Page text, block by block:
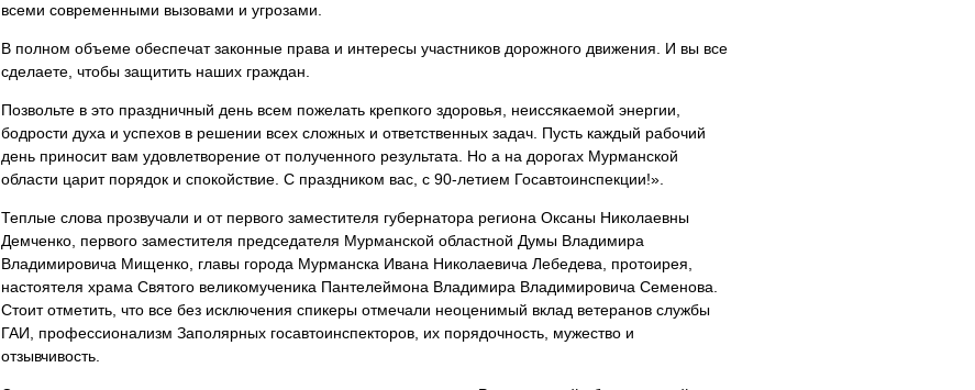
всеми современными вызовами и угрозами.
В полном объеме обеспечат законные права и интересы участников дорожного движения. И вы все
сделаете, чтобы защитить наших граждан.
Позвольте в это праздничный день всем пожелать крепкого здоровья, неиссякаемой энергии,
бодрости духа и успехов в решении всех сложных и ответственных задач. Пусть каждый рабочий
день приносит вам удовлетворение от полученного результата. Но а на дорогах Мурманской
области царит порядок и спокойствие. С праздником вас, с 90-летием Госавтоинспекции!».
Теплые слова прозвучали и от первого заместителя губернатора региона Оксаны Николаевны
Демченко, первого заместителя председателя Мурманской областной Думы Владимира
Владимировича Мищенко, главы города Мурманска Ивана Николаевича Лебедева, протоирея,
настоятеля храма Святого великомученика Пантелеймона Владимира Владимировича Семенова.
Стоит отметить, что все без исключения спикеры отмечали неоценимый вклад ветеранов службы
ГАИ, профессионализм Заполярных госавтоинспекторов, их порядочность, мужество и
отзывчивость.